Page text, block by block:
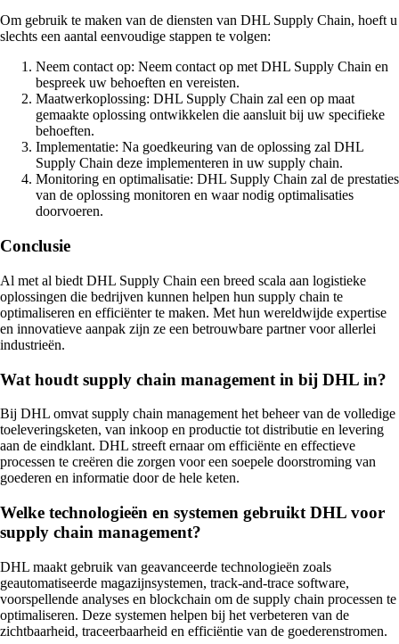
Om gebruik te maken van de diensten van DHL Supply Chain, hoeft u
slechts een aantal eenvoudige stappen te volgen:
Neem contact op: Neem contact op met DHL Supply Chain en
bespreek uw behoeften en vereisten.
Maatwerkoplossing: DHL Supply Chain zal een op maat
gemaakte oplossing ontwikkelen die aansluit bij uw specifieke
behoeften.
Implementatie: Na goedkeuring van de oplossing zal DHL
Supply Chain deze implementeren in uw supply chain.
Monitoring en optimalisatie: DHL Supply Chain zal de prestaties
van de oplossing monitoren en waar nodig optimalisaties
doorvoeren.
Conclusie
Al met al biedt DHL Supply Chain een breed scala aan logistieke
oplossingen die bedrijven kunnen helpen hun supply chain te
optimaliseren en efficiënter te maken. Met hun wereldwijde expertise
en innovatieve aanpak zijn ze een betrouwbare partner voor allerlei
industrieën.
Wat houdt supply chain management in bij DHL in?
Bij DHL omvat supply chain management het beheer van de volledige
toeleveringsketen, van inkoop en productie tot distributie en levering
aan de eindklant. DHL streeft ernaar om efficiënte en effectieve
processen te creëren die zorgen voor een soepele doorstroming van
goederen en informatie door de hele keten.
Welke technologieën en systemen gebruikt DHL voor
supply chain management?
DHL maakt gebruik van geavanceerde technologieën zoals
geautomatiseerde magazijnsystemen, track-and-trace software,
voorspellende analyses en blockchain om de supply chain processen te
optimaliseren. Deze systemen helpen bij het verbeteren van de
zichtbaarheid, traceerbaarheid en efficiëntie van de goederenstromen.